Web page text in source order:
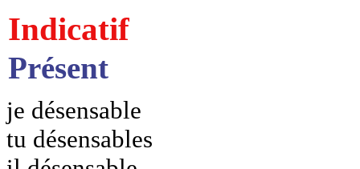
Indicatif
Présent
je désensable
tu désensables